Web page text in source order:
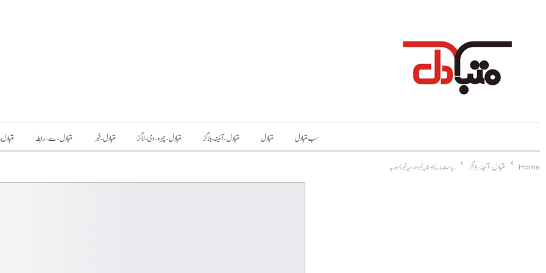
سب متبادل متبادل متبادل-آئینہ-بلاگز متبادل-چہرہ-وی-لاگز متبادل-خبر متبادل-سے-رابطہ
Home
متبادل-آئینہ-بلاگز ریاست ہائے بھوٹانیہ غیر اسلامیہ غیر جمہوریہ